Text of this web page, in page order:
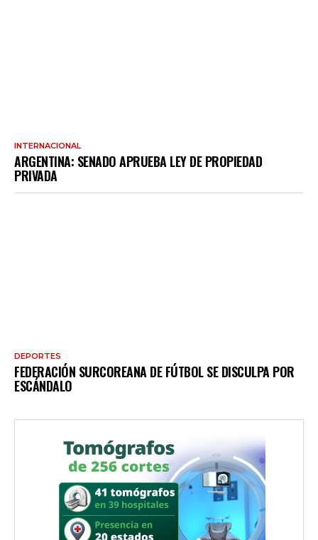
INTERNACIONAL
ARGENTINA: SENADO APRUEBA LEY DE PROPIEDAD
PRIVADA
DEPORTES
FEDERACIÓN SURCOREANA DE FÚTBOL SE DISCULPA POR
ESCÁNDALO